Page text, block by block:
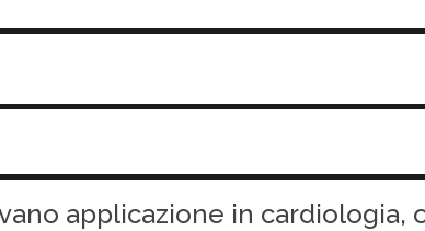
applicazione in cardiologia,